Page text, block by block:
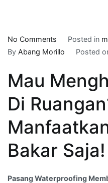
No Comments
Pasang
Membrane
Bakar
Di
Wilayah
Kami
Posted in
By Abang Morillo Posted
Mau
Di
Bakar Saja!
Pasang Waterproofing